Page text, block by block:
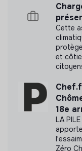
Documents
transparence
Cette
et
18e
LA
Zéro